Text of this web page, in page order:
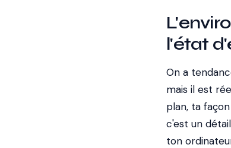
l'état
On a
mais il est
plan, ta
c'est un
ton